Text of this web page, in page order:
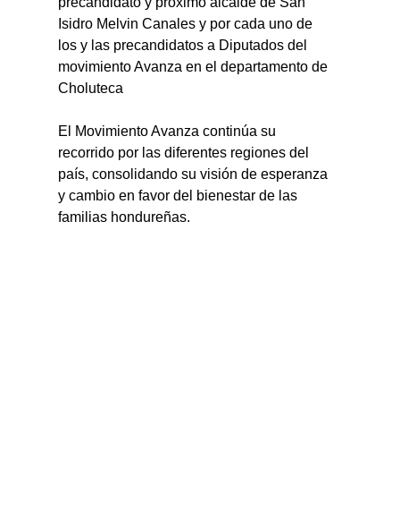
Isidro Melvin Canales y por cada uno de
los y las precandidatos a Diputados del
movimiento Avanza en el departamento de
Choluteca
El Movimiento Avanza continúa su
recorrido por las diferentes regiones del
país, consolidando su visión de esperanza
y cambio en favor del bienestar de las
familias hondureñas.